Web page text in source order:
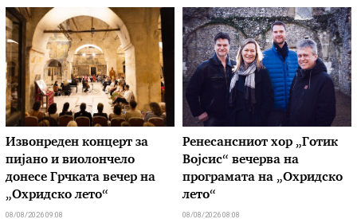
Извонреден концерт за
пијано и виолончело
донесе Грчката вечер на
„Охридско лето“
08/08/2026 09:08
Ренесансниот хор „Готик
Војсис“ вечерва на
програмата на „Охридско
лето“
08/08/2026 08:08